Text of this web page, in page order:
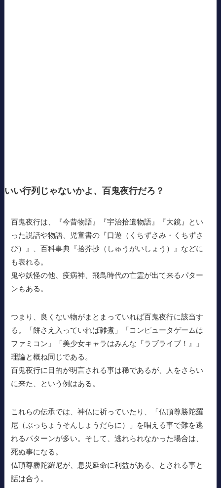
いい行列じゃないかよ、百鬼夜行だろ？
百鬼夜行は、『今昔物語』『宇治拾遺物語』『大鏡』とい
った説話や物語、児童書の『口遊（くちずさみ・くちずさ
び）』、百科事典『拾芥抄（しゅうがいしょう）』などに
も表れる。
鬼や妖怪の他、疫病神、飛鳥時代の亡霊が出て来るパター
ンもある。
つまり、良くない物がまとまっていれば百鬼夜行に該当す
る。「餅さえ入っていれば雑煮」「コンピュータゲームは
ファミコン」「美少女キャラはみんな『ラブライブ！』」
理論と概ね同じである。
百鬼夜行に目的が明言される事は稀であるが、人をさらい
に来た、という例はある。
これらの伝承では、神仏に祈っていたり、「仏頂尊勝陀羅
尼（ぶっちょうそんしょうだらに）」を唱える事で難を逃
れるパターンが多い。そして、逃れられなかった場合は、
死ぬ事になる。
仏頂尊勝陀羅尼が、息災延命に利益がある、とされる事と
話は合う。